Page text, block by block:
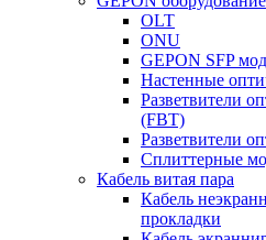
OLT
ONU
GEPON SFP
Настенные
Разветвители
(FBT)
Разветвители
Сплиттерные
Кабель витая пара
Кабель
прокладки